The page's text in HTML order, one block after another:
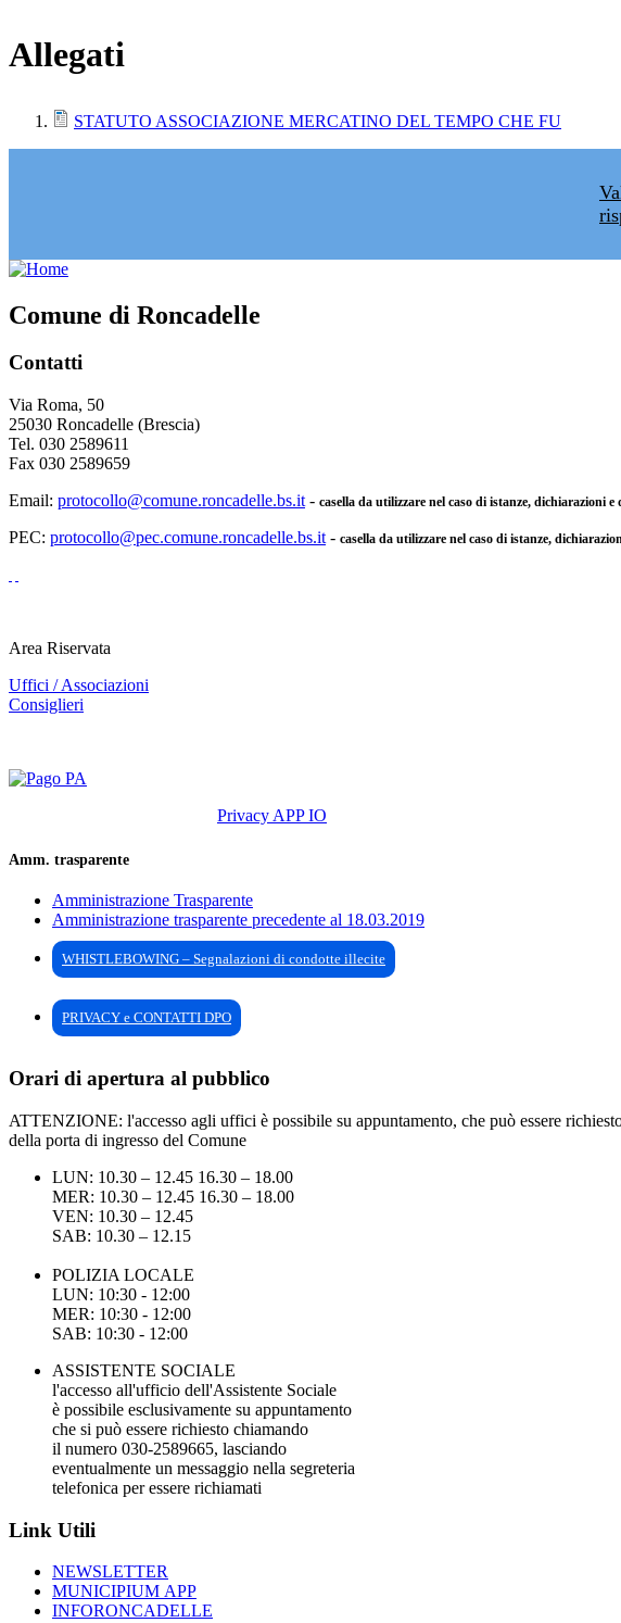
Allegati
STATUTO ASSOCIAZIONE MERCATINO DEL TEMPO CHE FU
Comune di Roncadelle
Contatti
Via Roma, 50
25030 Roncadelle (Brescia)
Tel. 030 2589611
Fax 030 2589659
Email: protocollo@comune.roncadelle.bs.it - casella da utilizzare nel caso di istanze, dichiarazioni
PEC: protocollo@pec.comune.roncadelle.bs.it - casella da utilizzare nel caso di istanze,
Area Riservata
Uffici / Associazioni
Consiglieri
Privacy APP IO
Amm. trasparente
Amministrazione Trasparente
Amministrazione trasparente precedente al 18.03.2019
WHISTLEBOWING – Segnalazioni di condotte illecite
PRIVACY e CONTATTI DPO
Orari di apertura al pubblico
ATTENZIONE: l'accesso agli uffici è possibile su appuntamento, che può essere
della porta di ingresso del Comune
LUN: 10.30 – 12.45 16.30 – 18.00
MER: 10.30 – 12.45 16.30 – 18.00
VEN: 10.30 – 12.45
SAB: 10.30 – 12.15
POLIZIA LOCALE
LUN: 10:30 - 12:00
MER: 10:30 - 12:00
SAB: 10:30 - 12:00
ASSISTENTE SOCIALE
l'accesso all'ufficio dell'Assistente Sociale
è possibile esclusivamente su appuntamento
che si può essere richiesto chiamando
il numero 030-2589665, lasciando
eventualmente un messaggio nella segreteria
telefonica per essere richiamati
Link Utili
NEWSLETTER
MUNICIPIUM APP
INFORONCADELLE